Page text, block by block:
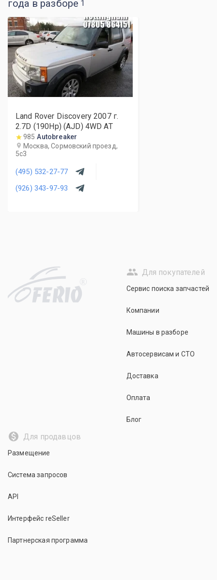
года в разборе 1
Land Rover Discovery 2007г.
2.7D (190Hp) (AJD) 4WD AT
985 Autobreaker
Москва, Сормовский проезд,
5с3
(495) 532-27-77
(926) 343-97-93
R
Для покупателей
Сервис поиска запчастей
Компании
Машины в разборе
Автосервисам и СТО
Доставка
Оплата
Блог
Для продавцов
Размещение
Система запросов
API
Интерфейс reSeller
Партнерская программа